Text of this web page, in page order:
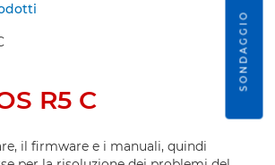
R5 C
il firmware e i manuali, quindi
SONDAGGIO